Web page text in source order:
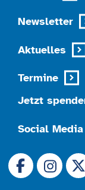
Newsletter
Aktuelles
Termine
Jetzt
Social